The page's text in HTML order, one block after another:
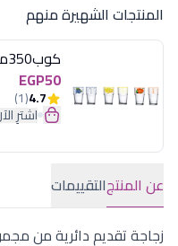
المنتجات الشهيرة منهم
كوب350مللى ورد هيريفين
EGP50
4.7
(1)
اشترِ
عن المنتجالتقييمات